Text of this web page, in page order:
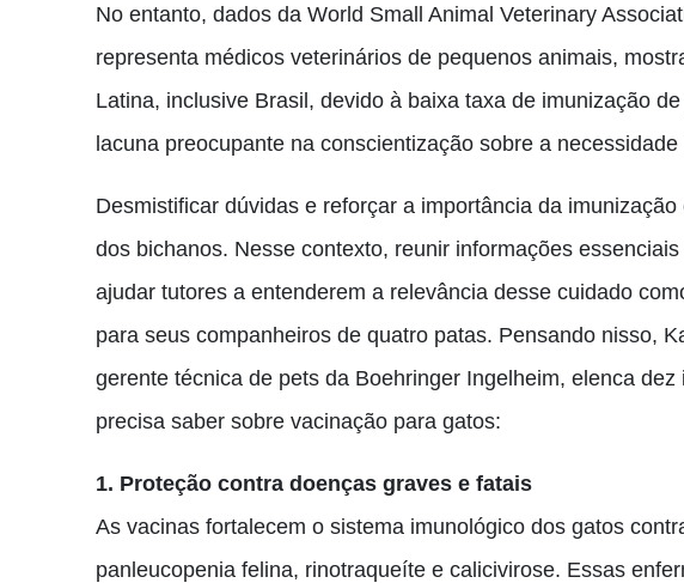
No entanto, dados da World Small Animal Veterinary
representa médicos veterinários de pequenos animais,
Latina, inclusive Brasil, devido à baixa taxa de imunização
lacuna preocupante na conscientização sobre a
Desmistificar dúvidas e reforçar a importância da
dos bichanos. Nesse contexto, reunir informações
ajudar tutores a entenderem a relevância desse cuidado
para seus companheiros de quatro patas. Pensando nisso,
gerente técnica de pets da Boehringer Ingelheim, elenca
precisa saber sobre vacinação para gatos:
1. Proteção contra doenças graves e fatais
As vacinas fortalecem o sistema imunológico dos gatos
panleucopenia felina, rinotraqueíte e calicivirose. Essas